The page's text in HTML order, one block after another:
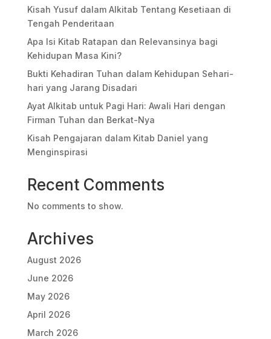
Kisah Yusuf dalam Alkitab Tentang Kesetiaan di
Tengah Penderitaan
Apa Isi Kitab Ratapan dan Relevansinya bagi
Kehidupan Masa Kini?
Bukti Kehadiran Tuhan dalam Kehidupan Sehari-
hari yang Jarang Disadari
Ayat Alkitab untuk Pagi Hari: Awali Hari dengan
Firman Tuhan dan Berkat-Nya
Kisah Pengajaran dalam Kitab Daniel yang
Menginspirasi
Recent Comments
No comments to show.
Archives
August 2026
June 2026
May 2026
April 2026
March 2026